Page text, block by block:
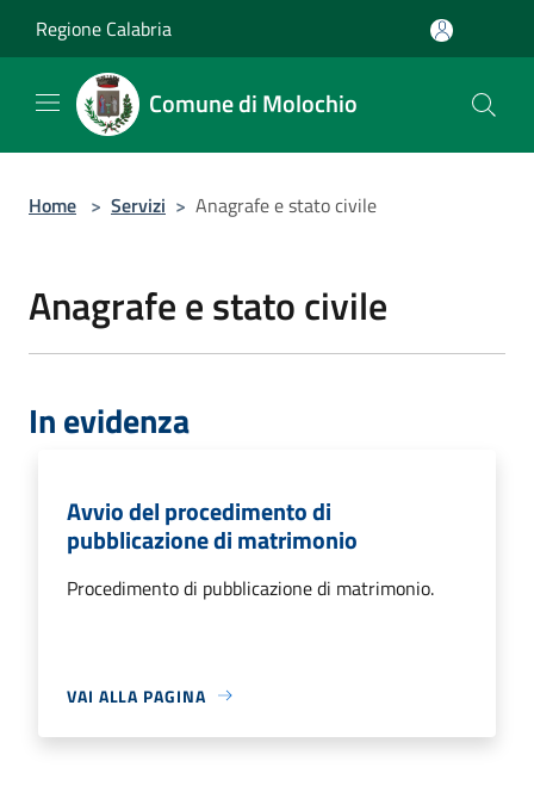
Regione Calabria
Comune di Molochio
Home > Servizi > Anagrafe e stato civile
Anagrafe e stato civile
In evidenza
Avvio del procedimento di
pubblicazione di matrimonio
Procedimento di pubblicazione di matrimonio.
VAI ALLA PAGINA